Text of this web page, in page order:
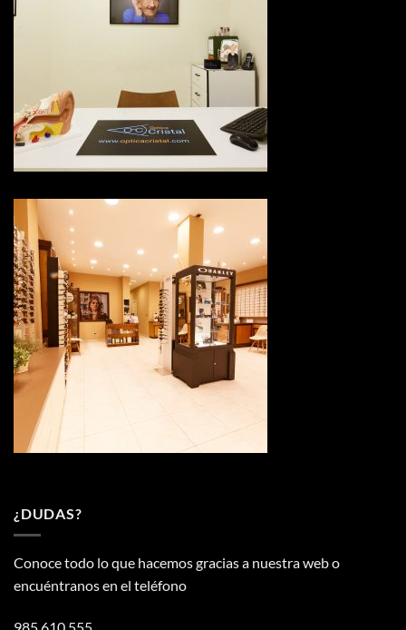
¿DUDAS?
Conoce todo lo que hacemos gracias a nuestra web o
encuéntranos en el teléfono